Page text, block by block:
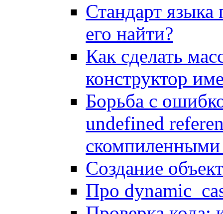
Стандарт
его найти?
Как сделать
конструктор
Борьба с
undefined
Создание
Про